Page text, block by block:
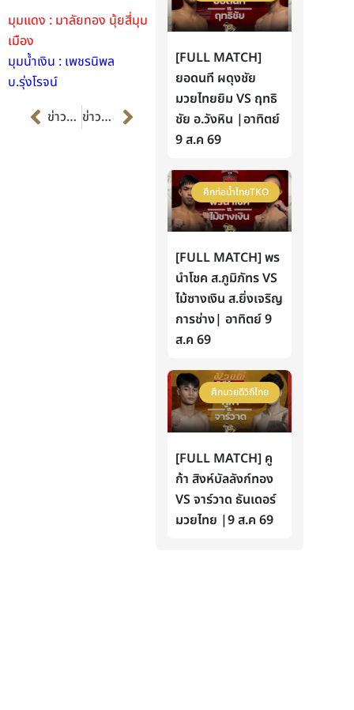
มุมแดง : มาลัยทอง นุ้ยสี่มุม
เมือง
มุมน้ำเงิน : เพชรนิพล
บ.รุ่งโรจน์
Prevข่าวก่อนหน้า ข่าวต่อไป Next
[FULL MATCH]
ยอดนที ผดุงชัย
มวยไทยยิม VS ฤทธิ
ชัย อ.วังหิน |อาทิตย์
9 ส.ค 69
ศึกท่อน้ำไทยTKO
[FULL MATCH] พร
นำโชค ส.ภูมิภัทร VS
ไม้ซางเงิน ส.ยิ่งเจริญ
การช่าง| อาทิตย์ 9
ส.ค 69
ศึกมวยดีวิถีไทย
[FULL MATCH] คู
ก้า สิงห์บัลลังก์ทอง
VS จาร์วาด ธันเดอร์
มวยไทย |9 ส.ค 69